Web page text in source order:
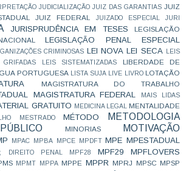
JUDICIALIZAÇÃO JUIZ DAS GARANTIAS JUIZ
JUIZ FEDERAL JUIZADO ESPECIAL JURI
JURISPRUDÊNCIA EM TESES
LEGISLAÇÃO
LEGISLAÇÃO PENAL ESPECIAL
CRIMINOSAS LEI NOVA LEI SECA
LEIS
GRIFADAS LEIS SISTEMATIZADAS
LIBERDADE DE
PORTUGUESA LISTA SUJA LIVE LIVRO LOTAÇÃO
MAGISTRATURA DO TRABALHO
MAGISTRATURA FEDERAL
MAIS LIDAS
GRATUITO MEDICINA LEGAL MENTALIDADE
MESTRADO MÉTODO
METODOLOGIA
MINORIAS
MOTIVAÇÃO
MPAC MPBA MPCE MPDFT MPE MPESTADUAL
DIREITO PENAL MPF28 MPF29
MPFLOVERS
MPMT MPPA MPPE MPPR MPRJ MPSC MPSP